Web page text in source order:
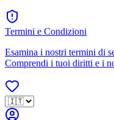
Termini e Condizioni
Esamina i nostri termini di
Comprendi i tuoi diritti e i